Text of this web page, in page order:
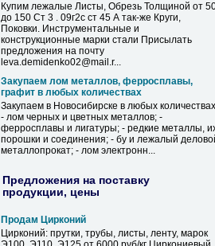
Купим лежалые Листы, Обрезь Толщиной от
до 150 Ст 3 . 09г2с ст 45 А так-же Круги,
Поковки. Инструментальные и
конструкционные марки стали Присылать
предложения на почту
leva.demidenko02@mail.r...
Закупаем лом металлов, ферросплавы,
графит в любых количествах
Закупаем в Новосибирске в любых
- лом черных и цветных металлов; -
ферросплавы и лигатуры; - редкие металлы,
порошки и соединения; - бу и лежалый
металлопрокат; - лом электронн...
Предложения на поставку
продукции, цены
Продам Цирконий
Цирконий: прутки, трубы, листы, ленту, марок